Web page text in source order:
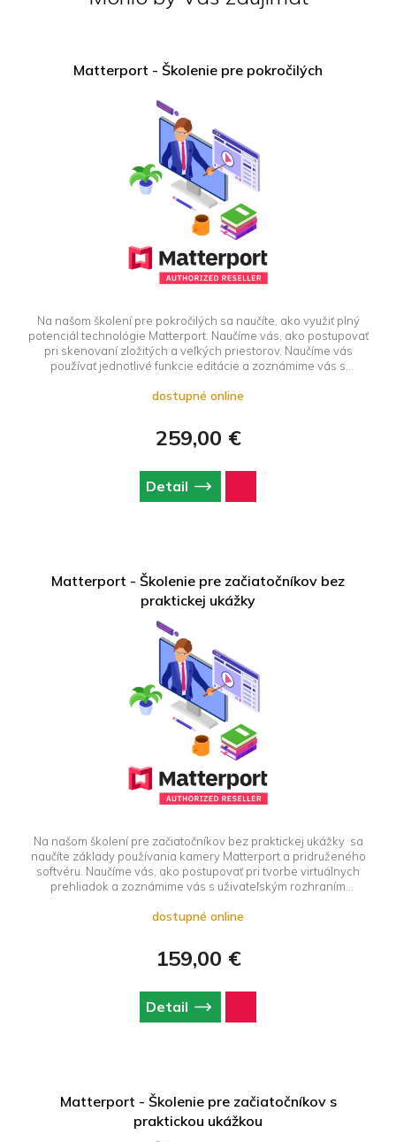
Matterport - Školenie pre pokročilých
Na našom školení pre pokročilých sa naučíte, ako využiť plný
potenciál technológie Matterport. Naučíme vás, ako postupovať
pri skenovaní zložitých a veľkých priestorov. Naučíme vás
používať jednotlivé funkcie editácie a zoznámime vás s
pre použiváteľov, ktorí majú základné znalosti používania
dostupné online
259,00 €
Detail
Matterport - Školenie pre začiatočníkov bez
praktickej ukážky
Na našom školení pre začiatočníkov bez praktickej ukážky sa
naučíte základy používania kamery Matterport a pridruženého
softvéru. Naučíme vás, ako postupovať pri tvorbe virtuálnych
prehliadok a zoznámime vás s uživateľským rozhraním
základných znalosti používania Matterport technológie.
dostupné online
159,00 €
Detail
Matterport - Školenie pre začiatočníkov s
praktickou ukážkou